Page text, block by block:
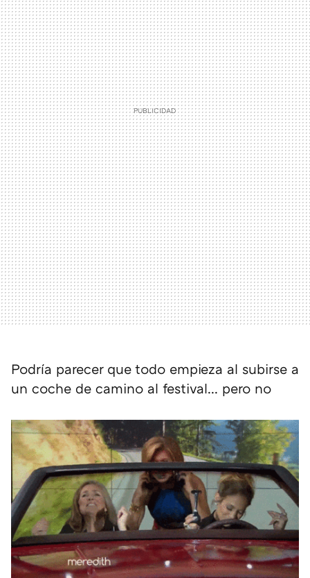
Podría parecer que todo empieza al subirse a
un coche de camino al festival... pero no